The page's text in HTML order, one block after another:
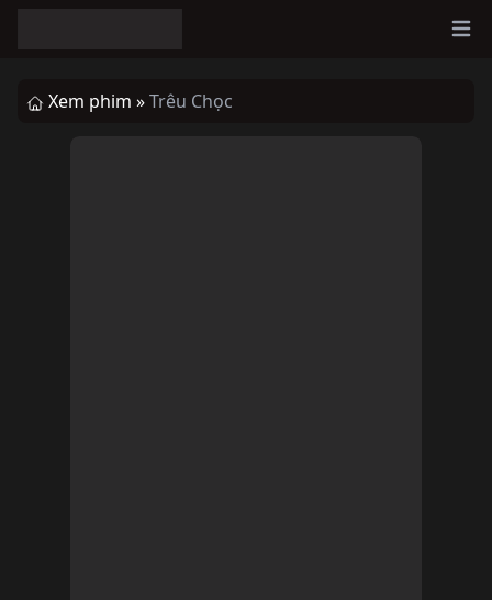
Xem phim »Trêu Chọc